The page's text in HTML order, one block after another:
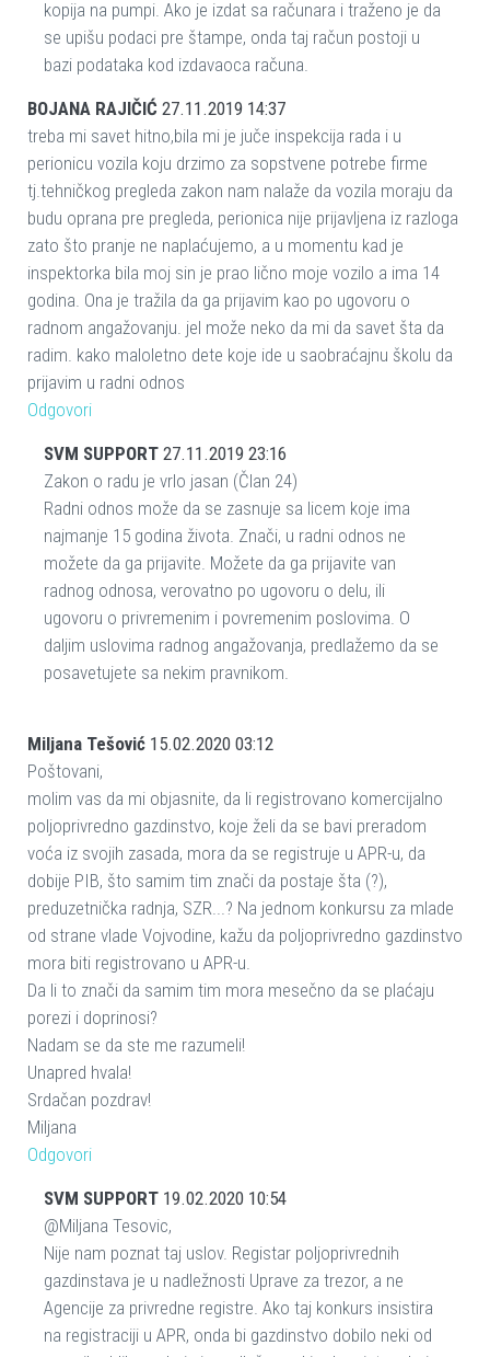
kopija na pumpi. Ako je izdat sa računara i traženo je da
se upišu podaci pre štampe, onda taj račun postoji u
bazi podataka kod izdavaoca računa.
BOJANA RAJIČIĆ 27.11.2019 14:37
treba mi savet hitno,bila mi je juče inspekcija rada i u
perionicu vozila koju drzimo za sopstvene potrebe firme
tj.tehničkog pregleda zakon nam nalaže da vozila moraju da
budu oprana pre pregleda, perionica nije prijavljena iz razloga
zato što pranje ne naplaćujemo, a u momentu kad je
inspektorka bila moj sin je prao lično moje vozilo a ima 14
godina. Ona je tražila da ga prijavim kao po ugovoru o
radnom angažovanju. jel može neko da mi da savet šta da
radim. kako maloletno dete koje ide u saobraćajnu školu da
prijavim u radni odnos
Odgovori
SVM SUPPORT 27.11.2019 23:16
Zakon o radu je vrlo jasan (Član 24)
Radni odnos može da se zasnuje sa licem koje ima
najmanje 15 godina života. Znači, u radni odnos ne
možete da ga prijavite. Možete da ga prijavite van
radnog odnosa, verovatno po ugovoru o delu, ili
ugovoru o privremenim i povremenim poslovima. O
daljim uslovima radnog angažovanja, predlažemo da se
posavetujete sa nekim pravnikom.
Miljana Tešović 15.02.2020 03:12
Poštovani,
molim vas da mi objasnite, da li registrovano komercijalno
poljoprivredno gazdinstvo, koje želi da se bavi preradom
voća iz svojih zasada, mora da se registruje u APR-u, da
dobije PIB, što samim tim znači da postaje šta (?),
preduzetnička radnja, SZR...? Na jednom konkursu za mlade
od strane vlade Vojvodine, kažu da poljoprivredno gazdinstvo
mora biti registrovano u APR-u.
Da li to znači da samim tim mora mesečno da se plaćaju
porezi i doprinosi?
Nadam se da ste me razumeli!
Unapred hvala!
Srdačan pozdrav!
Miljana
Odgovori
SVM SUPPORT 19.02.2020 10:54
@Miljana Tesovic,
Nije nam poznat taj uslov. Registar poljoprivrednih
gazdinstava je u nadležnosti Uprave za trezor, a ne
Agencije za privredne registre. Ako taj konkurs insistira
na registraciji u APR, onda bi gazdinstvo dobilo neki od